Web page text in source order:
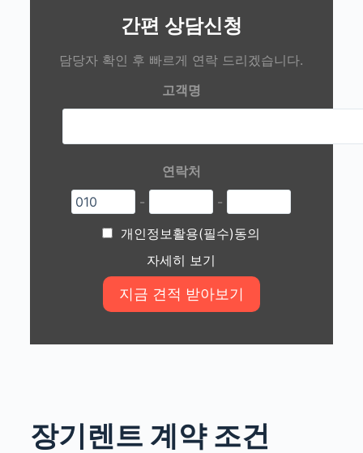
간편 상담신청
담당자 확인 후 빠르게 연락 드리겠습니다.
고객명
연락처
-
-
개인정보활용(필수)동의
자세히 보기
장기렌트 계약 조건